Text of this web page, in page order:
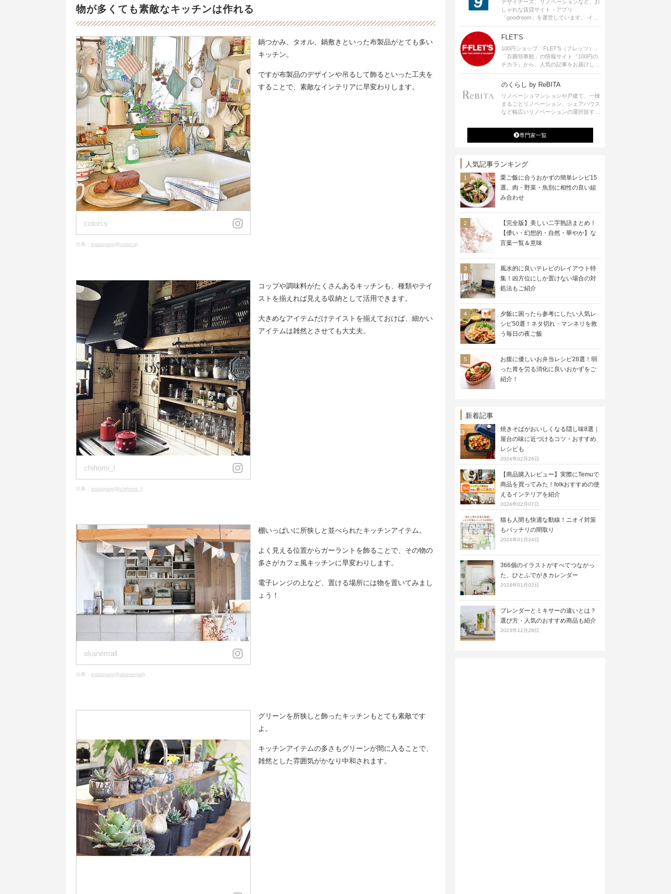
物が多くても素敵なキッチンは作れる
cotori.s
出典： instagram(@cotori.s)
鍋つかみ、タオル、鍋敷きといった布製品がとても多い
キッチン。
ですが布製品のデザインや吊るして飾るといった工夫を
することで、素敵なインテリアに早変わりします。
chihomi_l
出典： instagram(@chihomi_l)
コップや調味料がたくさんあるキッチンも、種類やテイ
ストを揃えれば見える収納として活用できます。
大きめなアイテムだけテイストを揃えておけば、細かい
アイテムは雑然とさせても大丈夫。
akanemall
出典： instagram(@akanemall)
棚いっぱいに所狭しと並べられたキッチンアイテム。
よく見える位置からガーラントを飾ることで、その物の
多さがカフェ風キッチンに早変わりします。
電子レンジの上など、置ける場所には物を置いてみまし
ょう！
グリーンを所狭しと飾ったキッチンもとても素敵です
よ。
キッチンアイテムの多さもグリーンが間に入ることで、
雑然とした雰囲気がかなり中和されます。
デザイナーズ、リノベーションなど、お
しゃれな賃貸サイト・アプリ
「goodroom」を運営しています。 イン
テリアや、ひとり暮らし、ふたり暮らし
のアイディアなど、賃貸でも自分らしい
暮らしを楽しむためのヒントをお届けし
ます。
FLET’S
100円ショップ「FLET’S（フレッツ）」
「百圓領事館」の情報サイト『100円の
チカラ』から、人気の記事をお届けしま
す。
のくらし by ReBITA
リノベーショマンションや戸建て、一棟
まるごとリノベーション、シェアハウス
など幅広いリノベーションの選択肢すべ
ジ・シェアスペースなど、「住む」だけ
ではなく「働く」「遊ぶ」「学ぶ」「旅
する」といった領域でも、暮らしや生き
専門家一覧
人気記事ランキング
栗ご飯に合うおかずの簡単レシピ15
選。肉・野菜・魚別に相性の良い組
み合わせ
【完全版】美しい二字熟語まとめ！
【儚い・幻想的・自然・華やか】な
言葉一覧＆意味
風水的に良いテレビのレイアウト特
集！凶方位にしか置けない場合の対
処法もご紹介
夕飯に困ったら参考にしたい人気レ
シピ50選！ネタ切れ・マンネリを救
う毎日の夜ご飯
お腹に優しいお弁当レシピ28選！弱
った胃を労る消化に良いおかずをご
紹介！
新着記事
焼きそばがおいしくなる隠し味8選｜
屋台の味に近づけるコツ・おすすめ
レシピも
2024年02月26日
【商品購入レビュー】実際にTemuで
商品を買ってみた！folkおすすめの使
えるインテリアを紹介
2024年02月07日
猫も人間も快適な動線！ニオイ対策
もバッチリの間取り
2024年01月24日
366個のイラストがすべてつながっ
た、ひとふでがきカレンダー
2024年01月02日
ブレンダーとミキサーの違いとは？
選び方・人気のおすすめ商品も紹介
2023年12月28日